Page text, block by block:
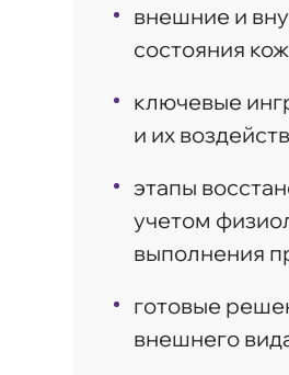
внешние и
состояния
ключевые
и их
этапы
учетом
выполнения
готовые
внешнего